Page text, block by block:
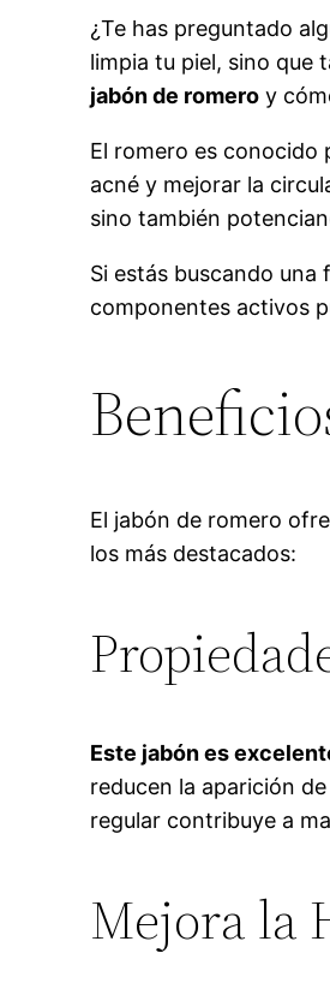
¿Te has preguntado
limpia tu piel, sino que
jabón de romero y
El romero es conocido
acné y mejorar la
sino también
Si estás buscando
componentes activos
El jabón de romero
los más destacados:
Este jabón es
reducen la aparición
regular contribuye a
Mejora la